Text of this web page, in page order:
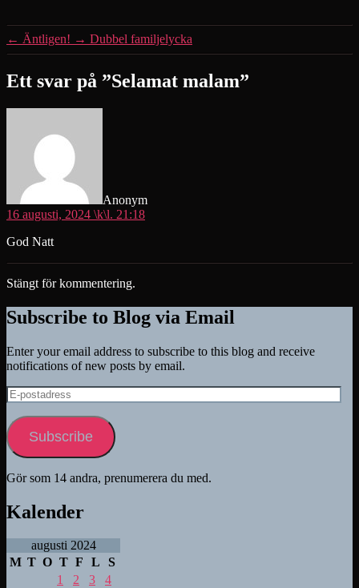
← Äntligen! → Dubbel familjelycka
Ett svar på ”Selamat malam”
Anonym
16 augusti, 2024 \k\l. 21:18
God Natt
Stängt för kommentering.
Subscribe to Blog via Email
Enter your email address to subscribe to this blog and receive
notifications of new posts by email.
E-
postadress
Subscribe
Gör som 14 andra, prenumerera du med.
Kalender
augusti 2024
M T O T F L
S
1
2 3
4